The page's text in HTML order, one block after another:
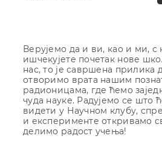
Верујемо да и ви, као и ми,
ишчекујете почетак нове
нас, то је савршена прилика
отворимо врата нашим
радионицама, где ћемо
чуда науке. Радујемо се што
видети у Научном клубу,
и експерименте откривамо
делимо радост учења!